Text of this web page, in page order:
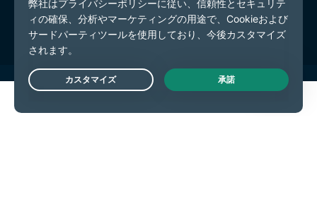
Cookieの設定
Live Chat